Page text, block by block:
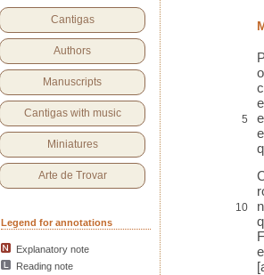
Cantigas
Authors
Manuscripts
Cantigas with music
Miniatures
Arte de Trovar
Legend for annotations
Explanatory note
Reading note
5
10